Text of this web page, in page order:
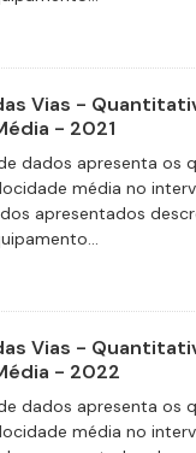
Vias -
- 2021
dados apresenta os
média no
apresentados
Vias -
- 2022
dados apresenta os
média no